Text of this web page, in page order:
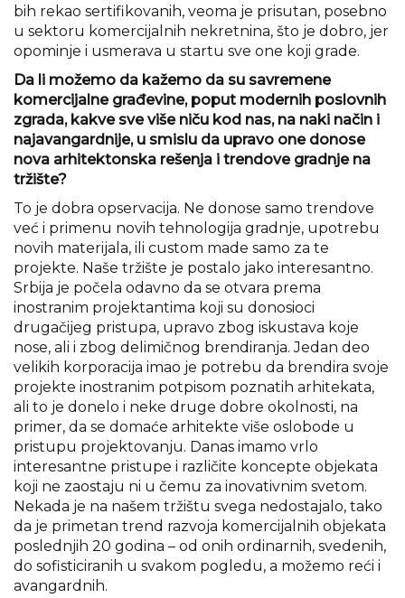
bih rekao sertifikovanih, veoma je prisutan, posebno
u sektoru komercijalnih nekretnina, što je dobro, jer
opominje i usmerava u startu sve one koji grade.
Da li možemo da kažemo da su savremene
komercijalne građevine, poput modernih poslovnih
zgrada, kakve sve više niču kod nas, na naki način i
najavangardnije, u smislu da upravo one donose
nova arhitektonska rešenja i trendove gradnje na
tržište?
To je dobra opservacija. Ne donose samo trendove
već i primenu novih tehnologija gradnje, upotrebu
novih materijala, ili custom made samo za te
projekte. Naše tržište je postalo jako interesantno.
Srbija je počela odavno da se otvara prema
inostranim projektantima koji su donosioci
drugačijeg pristupa, upravo zbog iskustava koje
nose, ali i zbog delimičnog brendiranja. Jedan deo
velikih korporacija imao je potrebu da brendira svoje
projekte inostranim potpisom poznatih arhitekata,
ali to je donelo i neke druge dobre okolnosti, na
primer, da se domaće arhitekte više oslobode u
pristupu projektovanju. Danas imamo vrlo
interesantne pristupe i različite koncepte objekata
koji ne zaostaju ni u čemu za inovativnim svetom.
Nekada je na našem tržištu svega nedostajalo, tako
da je primetan trend razvoja komercijalnih objekata
poslednjih 20 godina – od onih ordinarnih, svedenih,
do sofisticiranih u svakom pogledu, a možemo reći i
avangardnih.